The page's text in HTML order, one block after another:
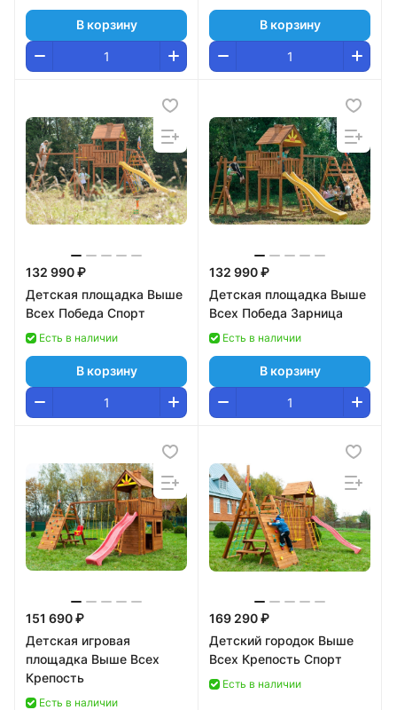
В корзину В корзину
132 990 ₽
Детская площадка Выше
Всех Победа Спорт
Есть в наличии
В корзину
132 990 ₽
Детская площадка Выше
Всех Победа Зарница
Есть в наличии
В корзину
151 690 ₽
Детская игровая
площадка Выше Всех
Крепость
Есть в наличии
169 290 ₽
Детский городок Выше
Всех Крепость Спорт
Есть в наличии